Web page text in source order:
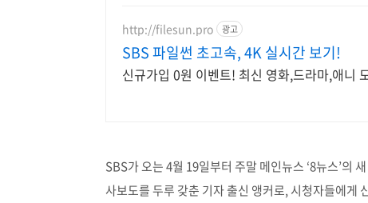
http://filesun.pro 광고
SBS 파일썬 초고속, 4K 실시간 보기!
신규가입 0원 이벤트! 최신 영화,드라마,애니
SBS가 오는 4월 19일부터 주말 메인뉴스 ‘8뉴스’의
사보도를 두루 갖춘 기자 출신 앵커로, 시청자들에게